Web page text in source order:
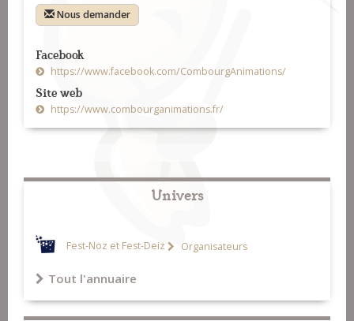
Nous demander
Facebook
https://www.facebook.com/CombourgAnimations/
Site web
https://www.combourganimations.fr/
Univers
Fest-Noz et Fest-Deiz Organisateurs
Tout l'annuaire